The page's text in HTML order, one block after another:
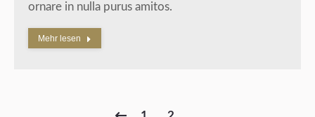
ornare in nulla purus amitos.
Mehr lesen